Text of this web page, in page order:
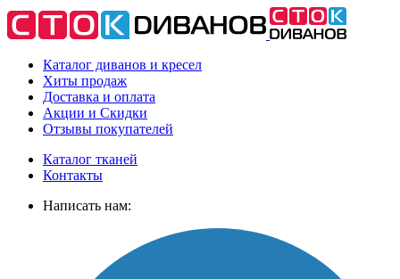
Каталог диванов и кресел
Хиты продаж
Доставка и оплата
Акции и Скидки
Отзывы покупателей
Каталог тканей
Контакты
Написать нам: